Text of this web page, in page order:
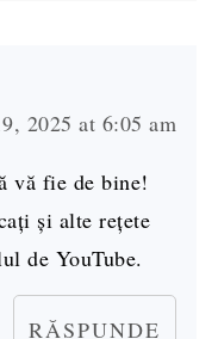
2025 at 6:05 am
vă fie de bine!
și alte rețete
de YouTube.
RĂSPUNDE